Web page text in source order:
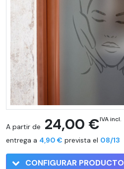
A partir de 24,00 €IVA incl.
entrega a 4,90 € prevista el 08/13
CONFIGURAR PRODUCTO